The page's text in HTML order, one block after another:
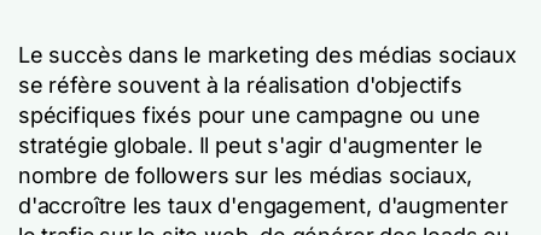
Le succès dans le marketing des médias sociaux
se réfère souvent à la réalisation d'objectifs
spécifiques fixés pour une campagne ou une
stratégie globale. Il peut s'agir d'augmenter le
nombre de followers sur les médias sociaux,
d'accroître les taux d'engagement, d'augmenter